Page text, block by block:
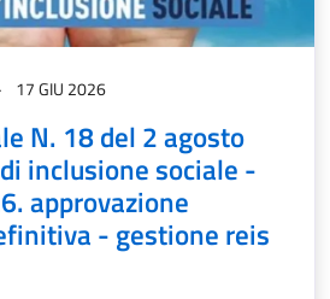
17 GIU 2026
N. 18 del 2 agosto
inclusione sociale -
approvazione
- gestione reis